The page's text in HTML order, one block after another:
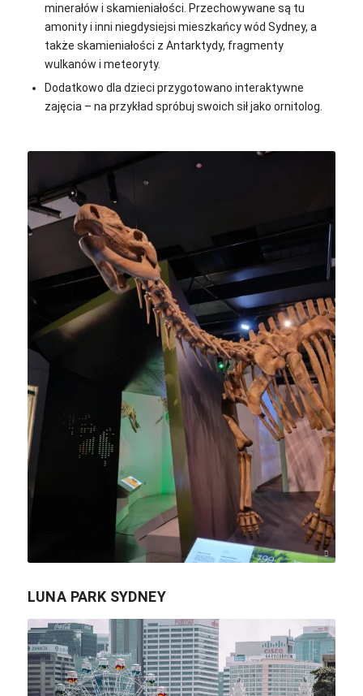
minerałów i skamieniałości. Przechowywane są tu
amonity i inni niegdysiejsi mieszkańcy wód Sydney, a
także skamieniałości z Antarktydy, fragmenty
wulkanów i meteoryty.
Dodatkowo dla dzieci przygotowano interaktywne
zajęcia – na przykład spróbuj swoich sił jako ornitolog.
Neon Wang / Unsplash
LUNA PARK SYDNEY